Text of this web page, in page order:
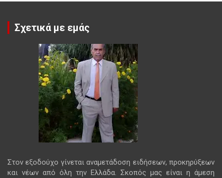
Σχετικά με εμάς
Στον εξοδούχο γίνεται αναμετάδοση ειδήσεων, προκηρύξεων
και νέων από όλη την Ελλάδα. Σκοπός μας είναι η άμεση